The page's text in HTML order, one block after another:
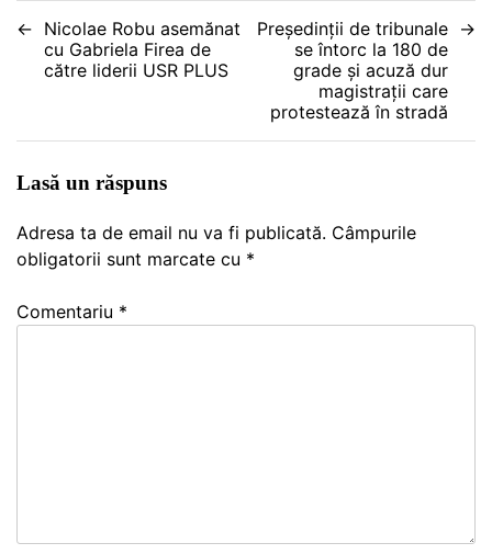
Navigare
Nicolae Robu asemănat
cu Gabriela Firea de
către liderii USR PLUS
Președinții de tribunale
se întorc la 180 de
grade și acuză dur
magistrații care
protestează în stradă
Lasă un răspuns
Adresa ta de email nu va fi publicată. Câmpurile
obligatorii sunt marcate cu *
Comentariu *